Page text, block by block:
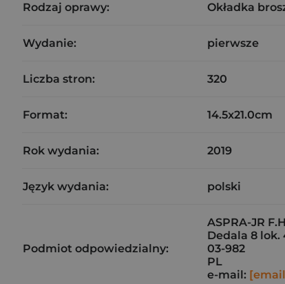
Rodzaj oprawy: Okładka
Wydanie: pierwsze
Liczba stron: 320
Format: 14.5x21.0cm
Rok wydania: 2019
Język wydania: polski
Podmiot odpowiedzialny:
ASPRA-JR
Dedala 8 lok.
03-982
PL
e-mail: